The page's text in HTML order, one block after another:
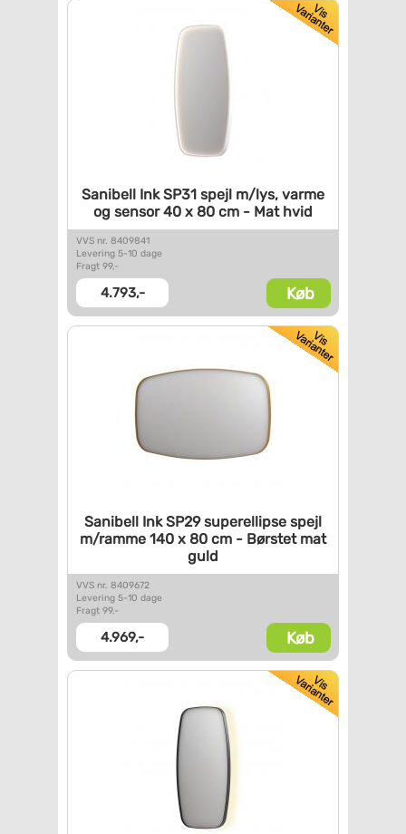
Sanibell Ink SP31 spejl m/lys, varme
og sensor 40 x 80 cm - Mat hvid
VVS nr. 8409841
Levering 5-10 dage
Fragt 99,-
4.793,- Køb
Sanibell Ink SP29 superellipse spejl
m/ramme 140 x 80 cm - Børstet mat
guld
VVS nr. 8409672
Levering 5-10 dage
Fragt 99,-
4.969,- Køb